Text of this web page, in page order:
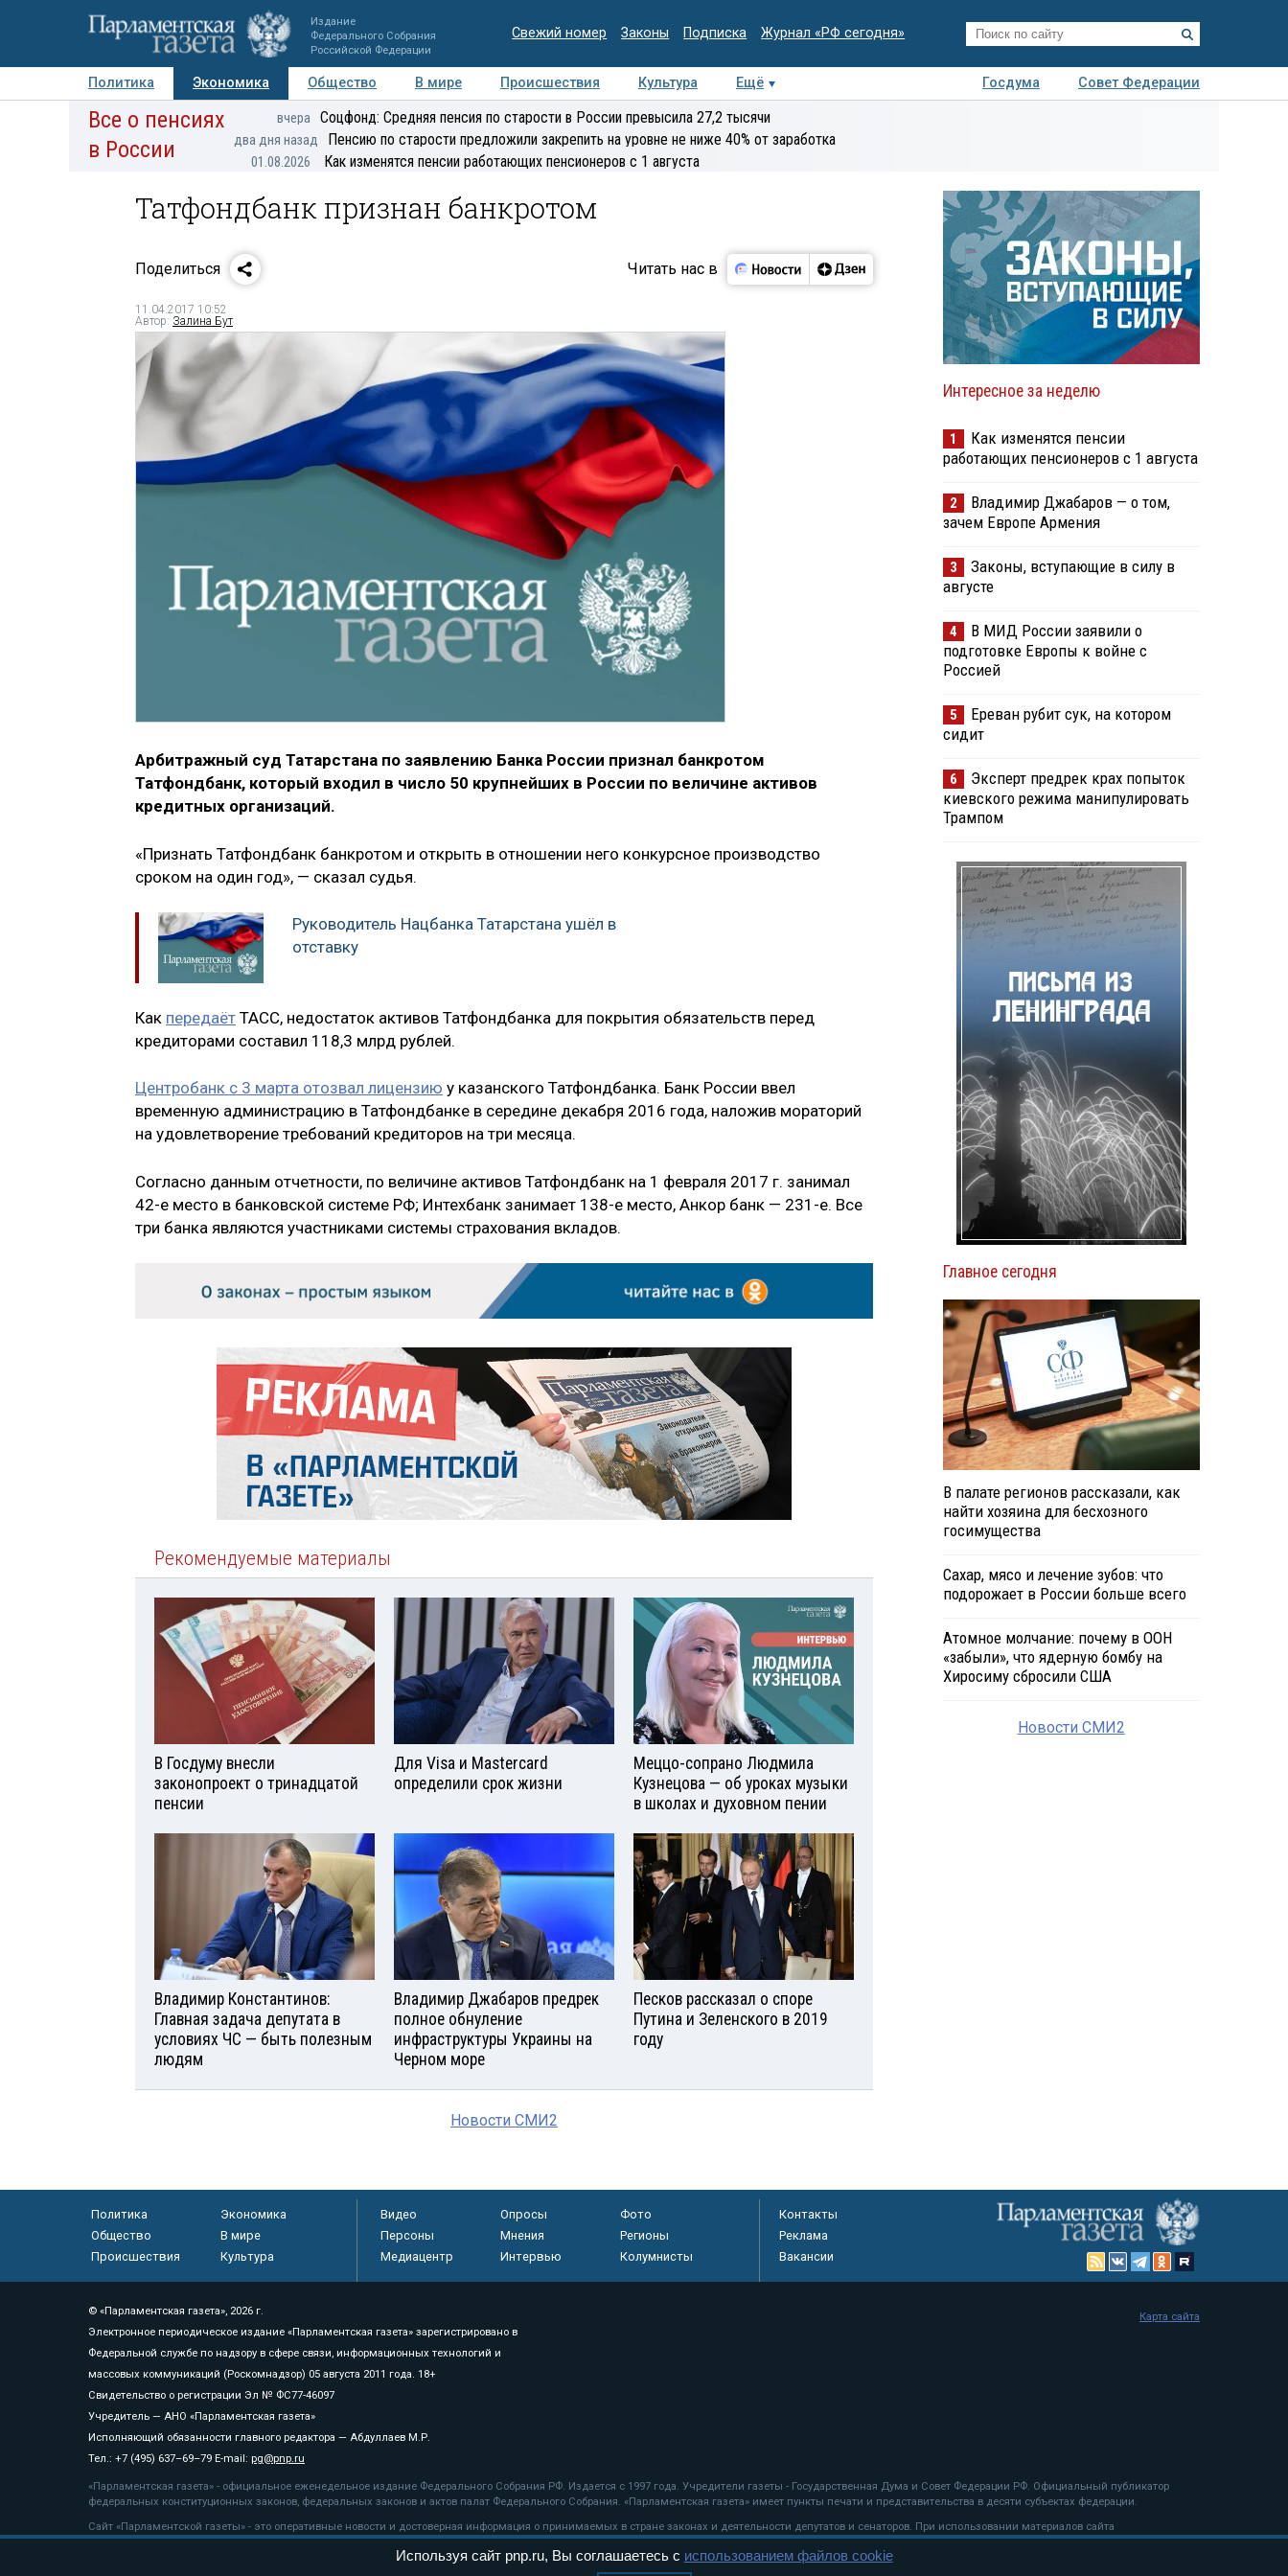
Издание
Федерального Собрания
Российской Федерации
Свежий номер Законы Подписка Журнал «РФ сегодня»
Политика Экономика Общество В мире Происшествия Культура Ещё Госдума
Совет Федерации
Авторы Персоны Мнения Регионы Медиацентр Интервью Колумнисты
экспертиза
Все о пенсиях
в России
вчера Соцфонд: Средняя пенсия по старости в России превысила 27,2 тысячи
два дня назад Пенсию по старости предложили закрепить на уровне не ниже 40% от заработка
01.08.2026 Как изменятся пенсии работающих пенсионеров с 1 августа
Татфондбанк признан банкротом
Поделиться Читать нас в
11.04.2017 10:52
Автор: Залина Бут
Арбитражный суд Татарстана по заявлению Банка России признал банкротом
Татфондбанк, который входил в число 50 крупнейших в России по величине активов
кредитных организаций.
«Признать Татфондбанк банкротом и открыть в отношении него конкурсное производство
сроком на один год», — сказал судья.
Руководитель Нацбанка Татарстана ушёл в
отставку
Как передаёт ТАСС, недостаток активов Татфондбанка для покрытия обязательств перед
кредиторами составил 118,3 млрд рублей.
Центробанк с 3 марта отозвал лицензию у казанского Татфондбанка. Банк России ввел
временную администрацию в Татфондбанке в середине декабря 2016 года, наложив мораторий
на удовлетворение требований кредиторов на три месяца.
Согласно данным отчетности, по величине активов Татфондбанк на 1 февраля 2017 г. занимал
42-е место в банковской системе РФ; Интехбанк занимает 138-е место, Анкор банк — 231-е. Все
три банка являются участниками системы страхования вкладов.
Рекомендуемые материалы
В Госдуму внесли
законопроект о тринадцатой
пенсии
Для Visа и Mastercard
определили срок жизни
Меццо-сопрано Людмила
Кузнецова — об уроках музыки
в школах и духовном пении
Владимир Константинов:
Главная задача депутата в
условиях ЧС — быть полезным
людям
Владимир Джабаров предрек
полное обнуление
инфраструктуры Украины на
Черном море
Песков рассказал о споре
Путина и Зеленского в 2019
году
Новости СМИ2
Интересное за неделю
1
Как изменятся пенсии
работающих пенсионеров с 1 августа
2
Владимир Джабаров — о том,
зачем Европе Армения
3
Законы, вступающие в силу в
августе
4
В МИД России заявили о
подготовке Европы к войне с
Россией
5
Ереван рубит сук, на котором
сидит
6
Эксперт предрек крах попыток
киевского режима манипулировать
Трампом
Главное сегодня
В палате регионов рассказали, как
найти хозяина для бесхозного
госимущества
Сахар, мясо и лечение зубов: что
подорожает в России больше всего
Атомное молчание: почему в ООН
«забыли», что ядерную бомбу на
Хиросиму сбросили США
Новости СМИ2
Политика
Экономика
Общество
В мире
Происшествия
Культура
Видео Опросы
Фото
Персоны
Мнения
Регионы
Медиацентр
Интервью Колумнисты
Контакты
Реклама
Вакансии
© «Парламентская газета», 2026 г.
Электронное периодическое издание «Парламентская газета» зарегистрировано в
Федеральной службе по надзору в сфере связи, информационных технологий и
массовых коммуникаций (Роскомнадзор) 05 августа 2011 года. 18+
Свидетельство о регистрации Эл № ФС77-46097
Учредитель — АНО «Парламентская газета»
Исполняющий обязанности главного редактора — Абдуллаев М.Р.
Тел.: +7 (495) 637–69–79 E-mail: pg@pnp.ru
«Парламентская газета» - официальное еженедельное издание Федерального Собрания РФ. Издается с 1997 года. Учредители газеты - Государственная Дума и Совет Федерации РФ. Официальный публикатор
федеральных конституционных законов, федеральных законов и актов палат Федерального Собрания. «Парламентская газета» имеет пункты печати и представительства в десяти субъектах федерации.
Сайт «Парламентской газеты» - это оперативные новости и достоверная информация о принимаемых в стране законах и деятельности депутатов и сенаторов. При использовании материалов сайта
«Парламентской газеты» активная ссылка на pnp.ru обязательна.
рекомендательные технологии
Карта сайта
Используя сайт pnp.ru, Вы соглашаетесь с использованием файлов cookie